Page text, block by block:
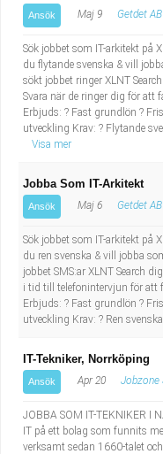
Ansök Maj 9 Getdet AB
Sök jobbet som IT-arkitekt på
du flytande svenska & vill
sökt jobbet ringer XLNT
Svara när de ringer dig för att
Erbjuds: ? Fast grundlön ?
utveckling Krav: ? Flytande
Visa mer
Jobba Som IT-Arkitekt
Ansök Maj 6 Getdet AB
Sök jobbet som IT-arkitekt på
du ren svenska & vill jobba
jobbet SMS:ar XLNT Search
i tid till telefonintervjun för att
Erbjuds: ? Fast grundlön ?
utveckling Krav: ? Ren
IT-Tekniker, Norrköping
Ansök Apr 20 Jobzone
JOBBA SOM IT-TEKNIKER I
IT på ett bolag som funnits
verksamt sedan 1660-talet